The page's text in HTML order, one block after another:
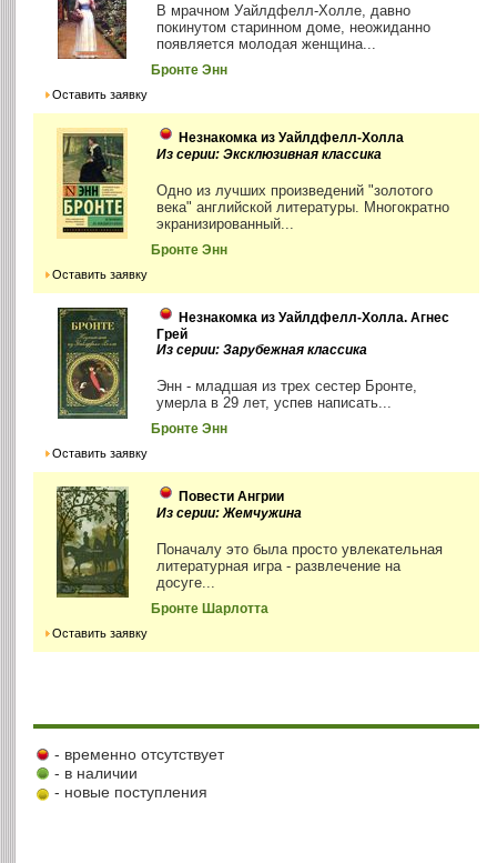
В мрачном Уайлдфелл-Холле, давно
покинутом старинном доме, неожиданно
появляется молодая женщина...
Бронте Энн
Оставить заявку
Незнакомка из Уайлдфелл-Холла
Из серии: Эксклюзивная классика
Одно из лучших произведений "золотого
века" английской литературы. Многократно
экранизированный...
Бронте Энн
Оставить заявку
Незнакомка из Уайлдфелл-Холла. Агнес
Грей
Из серии: Зарубежная классика
Энн - младшая из трех сестер Бронте,
умерла в 29 лет, успев написать...
Бронте Энн
Оставить заявку
Повести Ангрии
Из серии: Жемчужина
Поначалу это была просто увлекательная
литературная игра - развлечение на
досуге...
Бронте Шарлотта
Оставить заявку
- временно отсутствует
- в наличии
- новые поступления